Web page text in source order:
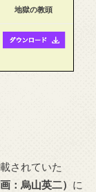
地獄の教頭
されていた
：烏山英二） に